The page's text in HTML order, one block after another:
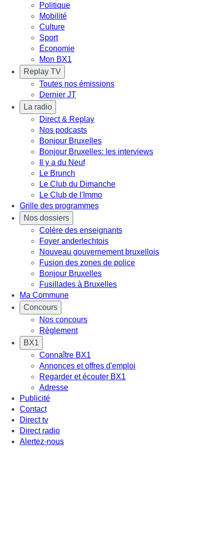
Politique
Mobilité
Culture
Sport
Économie
Mon BX1
Replay TV
Toutes nos émissions
Dernier JT
La radio
Direct & Replay
Nos podcasts
Bonjour Bruxelles
Bonjour Bruxelles: les interviews
Il y a du Neuf
Le Brunch
Le Club du Dimanche
Le Club de l'Immo
Grille des programmes
Nos dossiers
Colère des enseignants
Foyer anderlechtois
Nouveau gouvernement bruxellois
Fusion des zones de police
Bonjour Bruxelles
Fusillades à Bruxelles
Ma Commune
Concours
Nos concours
Règlement
BX1
Connaître BX1
Annonces et offres d'emploi
Regarder et écouter BX1
Adresse
Publicité
Contact
Direct tv
Direct radio
Alertez-nous